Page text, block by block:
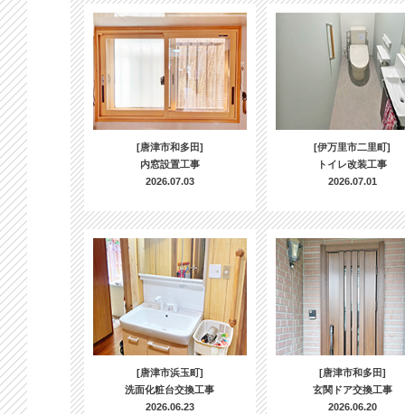
[唐津市和多田]
内窓設置工事
2026.07.03
[伊万里市二里町]
トイレ改装工事
2026.07.01
[唐津市浜玉町]
洗面化粧台交換工事
2026.06.23
[唐津市和多田]
玄関ドア交換工事
2026.06.20